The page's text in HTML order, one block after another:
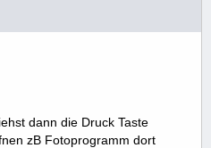
dann die Druck Taste
zB Fotoprogramm dort